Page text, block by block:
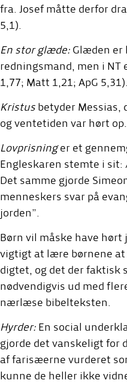
fra. Josef måtte derfor
5,1).
En stor glæde:Glæden er
redningsmand, men i
1,77; Matt 1,21; ApG 5,31).
Kristusbetyder Messias,
og ventetiden var hørt
Lovprisninger et
Engleskaren stemte i sit:
Det samme gjorde
menneskers svar på
jorden”.
Børn vil måske have
vigtigt at lære børnene
digtet, og det der faktisk
nødvendigvis ud med
nærlæse bibelteksten.
Hyrder:En social
gjorde det vanskeligt for
af farisæerne vurderet
kunne de heller ikke